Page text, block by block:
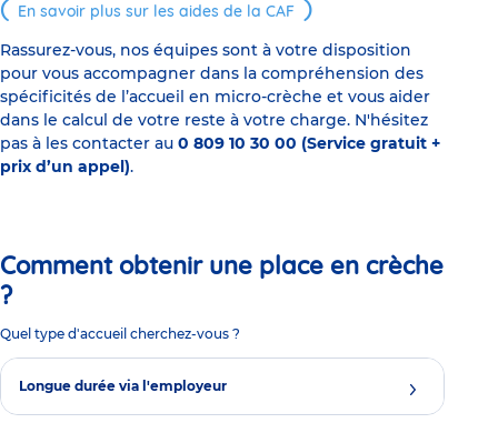
En savoir plus sur les aides de la CAF
Rassurez-vous, nos équipes sont à votre disposition
pour vous accompagner dans la compréhension des
spécificités de l’accueil en micro-crèche et vous aider
dans le calcul de votre reste à votre charge. N'hésitez
pas à les contacter au 0 809 10 30 00 (Service gratuit +
prix d’un appel).
Comment obtenir une place en crèche
?
Quel type d'accueil cherchez-vous ?
Longue durée via l'employeur